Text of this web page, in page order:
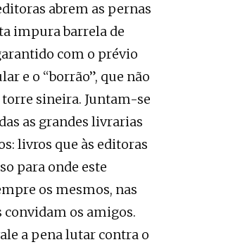
abrem as pernas
impura barrela de
com o prévio
e o “borrão”, que não
sineira. Juntam-se
as grandes livrarias
livros que às editoras
para onde este
os mesmos, nas
convidam os amigos.
a pena lutar contra o